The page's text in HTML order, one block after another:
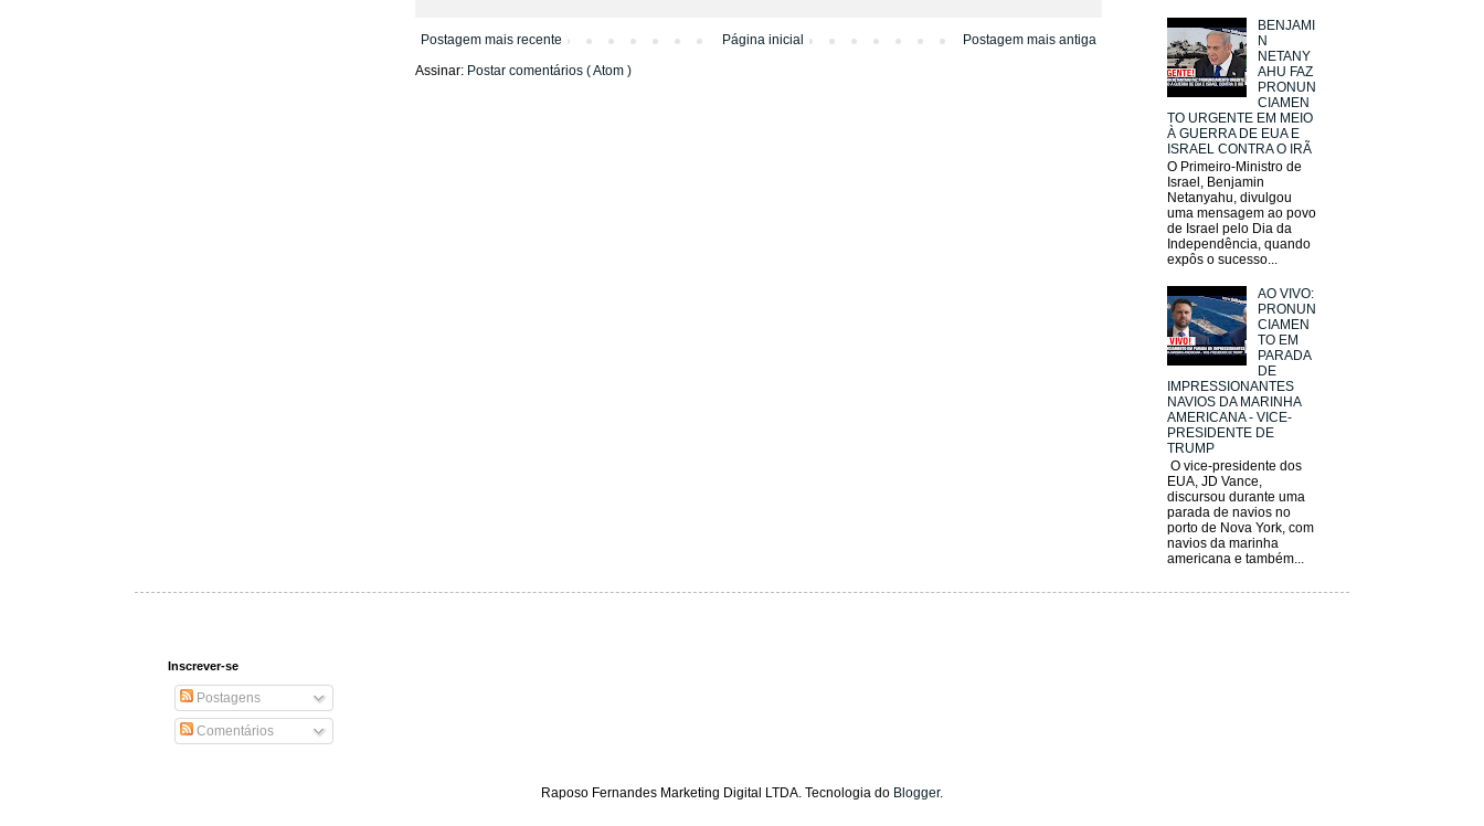
Postagem mais recente Postagem mais antiga
Página inicial
Assinar: Postar comentários ( Atom )
BENJAMI
N
NETANY
AHU FAZ
PRONUN
CIAMEN
TO URGENTE EM MEIO
À GUERRA DE EUA E
ISRAEL CONTRA O IRÃ
O Primeiro-Ministro de
Israel, Benjamin
Netanyahu, divulgou
uma mensagem ao povo
de Israel pelo Dia da
Independência, quando
expôs o sucesso...
AO VIVO:
PRONUN
CIAMEN
TO EM
PARADA
DE
IMPRESSIONANTES
NAVIOS DA MARINHA
AMERICANA - VICE-
PRESIDENTE DE
TRUMP
O vice-presidente dos
EUA, JD Vance,
discursou durante uma
parada de navios no
porto de Nova York, com
navios da marinha
americana e também...
Inscrever-se
Postagens
Comentários
Raposo Fernandes Marketing Digital LTDA. Tecnologia do Blogger.